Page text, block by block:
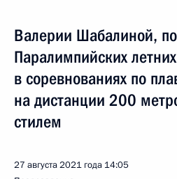
Валерии Шабалиной,
Паралимпийских
в соревнованиях по
на дистанции 200
стилем
27 августа 2021 года 14:05